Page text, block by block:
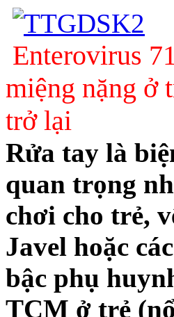
Enterovirus
miệng nặng ở
trở lại
Rửa tay là
quan trọng
chơi cho trẻ,
Javel hoặc
bậc phụ
TCM ở trẻ